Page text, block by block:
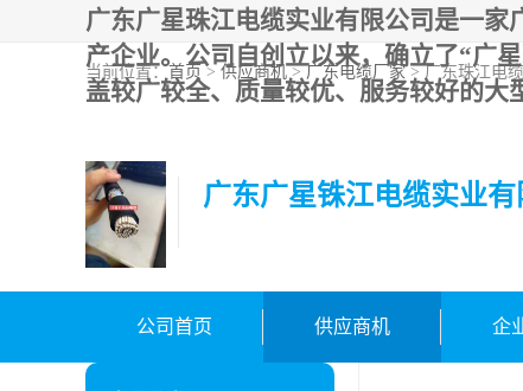
广东广星珠江电缆实业有限公司是一
产企业。公司自创立以来，确立了“广
盖较广较全、质量较优、服务较好的大
广东广星铢江电缆实业有
公司首页 供应商机 企
当前位置：首页 > 供应商机>广东电缆厂家> 广东珠江电